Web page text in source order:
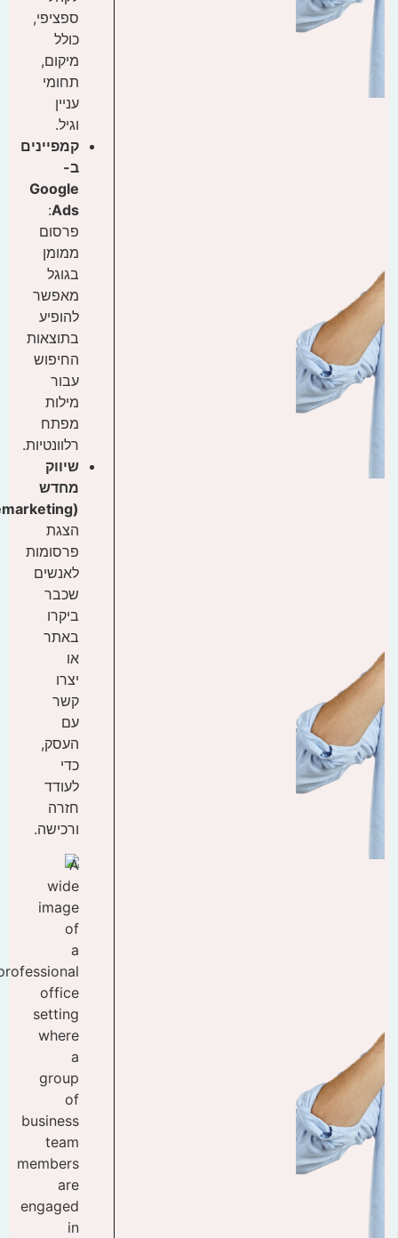
ספציפי,
כולל
מיקום,
תחומי
עניין
וגיל.
קמפיינים
ב-
Google
Ads
:
פרסום
ממומן
בגוגל
מאפשר
להופיע
בתוצאות
החיפוש
עבור
מילות
מפתח
רלוונטיות.
שיווק
מחדש
(Remarketing)
הצגת
פרסומות
לאנשים
שכבר
ביקרו
באתר
או
יצרו
קשר
עם
העסק,
כדי
לעודד
חזרה
ורכישה.